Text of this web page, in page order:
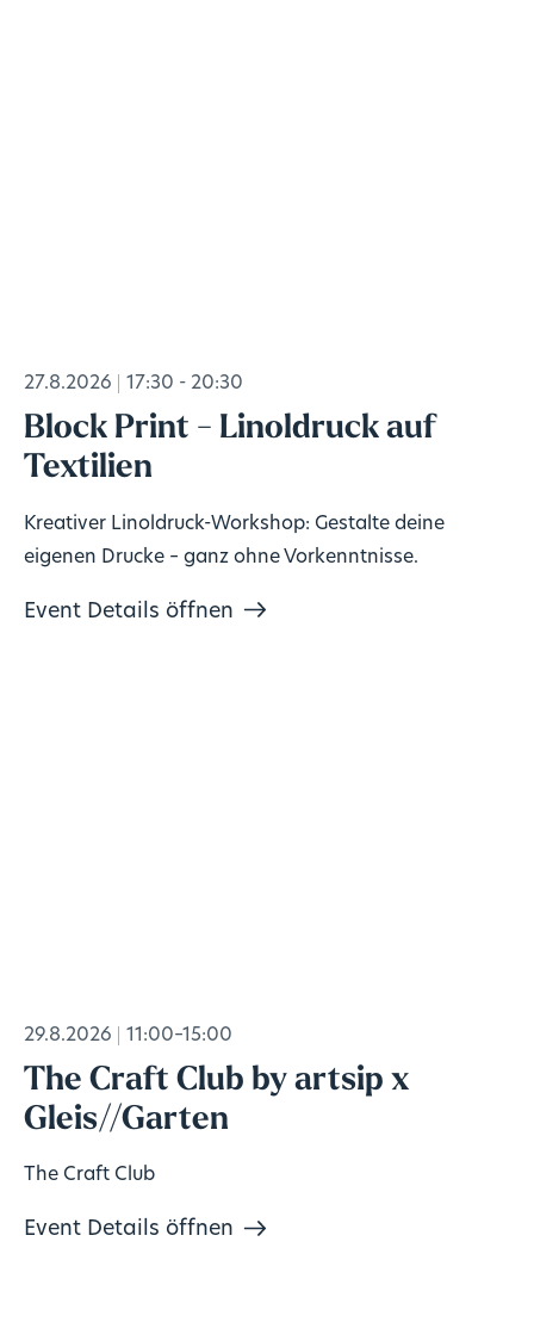
27.8.2026 17:30 - 20:30
Block Print - Linoldruck auf
Textilien
Kreativer Linoldruck-Workshop: Gestalte deine
eigenen Drucke – ganz ohne Vorkenntnisse.
Event Details öffnen
29.8.2026 11:00–15:00
The Craft Club by artsip x
Gleis//Garten
The Craft Club
Event Details öffnen